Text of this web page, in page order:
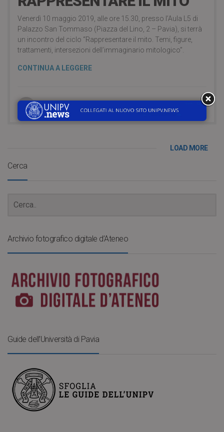
Venerdì 10 maggio 2019, alle ore 15.30, presso l’Aula L5 di
Palazzo San Tommaso (Piazza del Lino, 2 – Pavia), si terrà
un incontro del ciclo “Rappresentare il mito. Temi, figure,
trattamenti, intersezioni dell’immaginario mitologico”.
CONTINUA A LEGGERE
Servizio Comunicazione
LOAD MORE
Cerca
Archivio fotografico digitale d’Ateneo
Guide dell’Università di Pavia